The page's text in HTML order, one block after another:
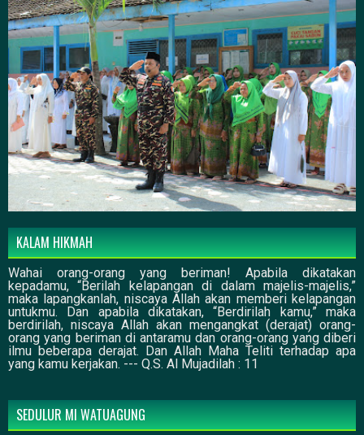
KALAM HIKMAH
Wahai orang-orang yang beriman! Apabila dikatakan
kepadamu, “Berilah kelapangan di dalam majelis-majelis,”
maka lapangkanlah, niscaya Allah akan memberi kelapangan
untukmu. Dan apabila dikatakan, “Berdirilah kamu,” maka
berdirilah, niscaya Allah akan mengangkat (derajat) orang-
orang yang beriman di antaramu dan orang-orang yang diberi
ilmu beberapa derajat. Dan Allah Maha Teliti terhadap apa
yang kamu kerjakan. --- Q.S. Al Mujadilah : 11
SEDULUR MI WATUAGUNG